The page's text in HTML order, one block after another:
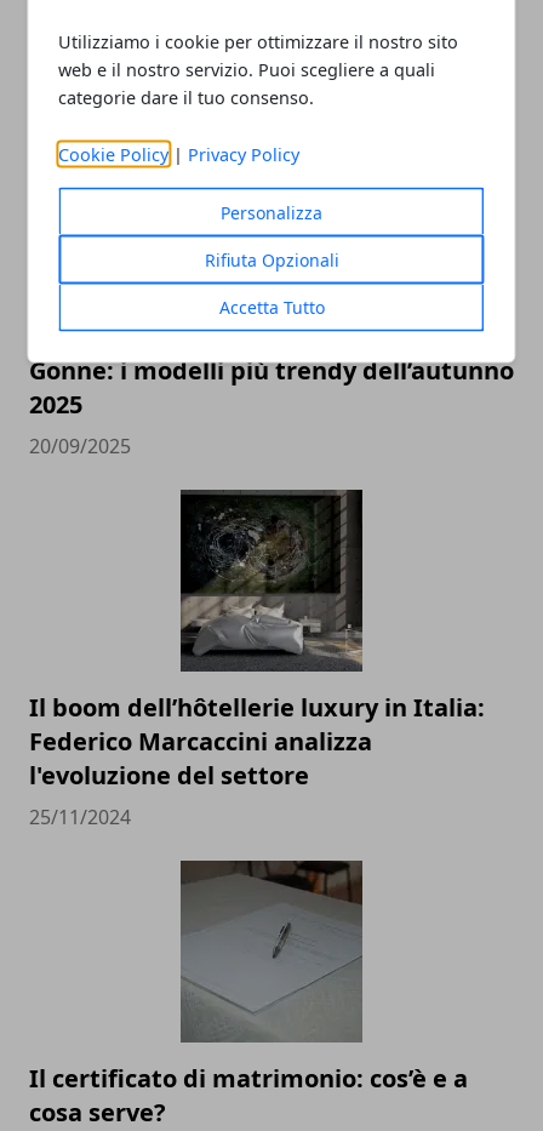
Utilizziamo i cookie per ottimizzare il nostro sito
web e il nostro servizio. Puoi scegliere a quali
categorie dare il tuo consenso.
Cookie Policy | Privacy Policy
Personalizza
Rifiuta Opzionali
Accetta Tutto
ARTICOLI CORRELATI
Gonne: i modelli più trendy dell’autunno
2025
20/09/2025
Il boom dell’hôtellerie luxury in Italia:
Federico Marcaccini analizza
l'evoluzione del settore
25/11/2024
Il certificato di matrimonio: cos’è e a
cosa serve?